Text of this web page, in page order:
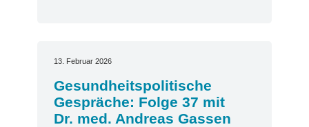
13. Februar 2026
Gesundheitspolitische
Gespräche: Folge 37 mit
Dr. med. Andreas Gassen